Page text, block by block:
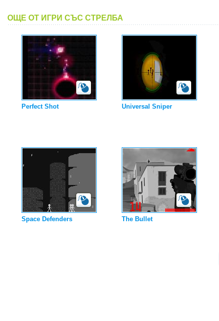
ОЩЕ ОТ ИГРИ СЪС СТРЕЛБА
Perfect Shot Universal Sniper
Space Defenders The Bullet